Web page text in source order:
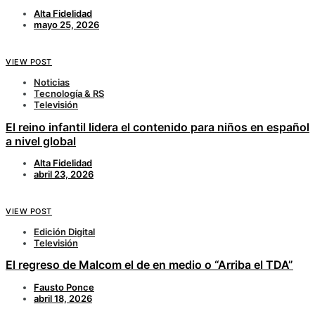
Alta Fidelidad
mayo 25, 2026
VIEW POST
Noticias
Tecnología & RS
Televisión
El reino infantil lidera el contenido para niños en español
a nivel global
Alta Fidelidad
abril 23, 2026
VIEW POST
Edición Digital
Televisión
El regreso de Malcom el de en medio o “Arriba el TDA”
Fausto Ponce
abril 18, 2026